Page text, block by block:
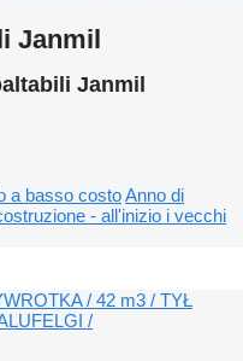
Janmil
Janmil
a basso costoAnno di
- all'inizio i vecchi